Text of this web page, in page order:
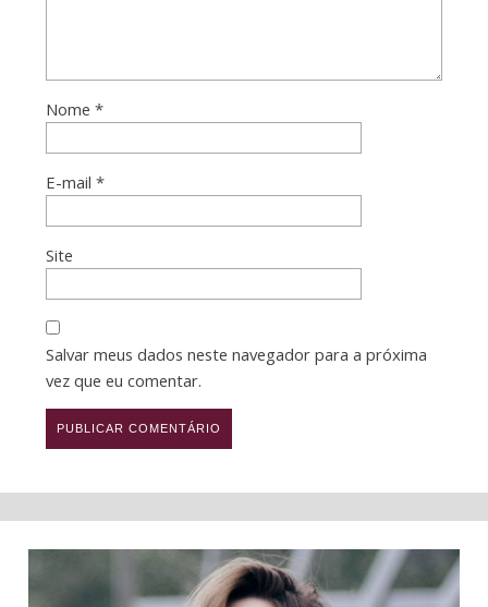
Nome *
E-mail *
Site
Salvar meus dados neste navegador para a próxima
vez que eu comentar.